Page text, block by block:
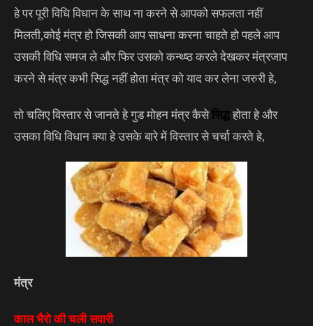
हे पर पूरी विधि विधान के साथ ना करने से आपको सफलता नहीं
मिलती,कोई मंत्र हो जिसकी आप साधना करना चाहते हो पहले आप
उसकी विधि समज ले और फिर उसको कन्थ्ष्ठ करले देखकर मंत्रजाप
करने से मंत्र कभी सिद्ध नहीं होता मंत्र को याद कर लेना जरुरी हे,
तो चलिए विस्तार से जानते हे गुड मोहन मंत्र कैसेसिद्धहोता हे और
उसका विधि विधान क्या हे उसके बारे में विस्तार से चर्चा करते हे,
मंत्र
काल भैरो की चली सवारी